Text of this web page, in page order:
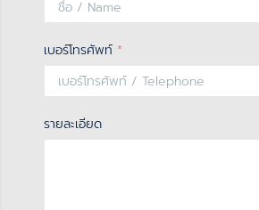
เบอร์โทรศัพท์ *
รายละเอียด